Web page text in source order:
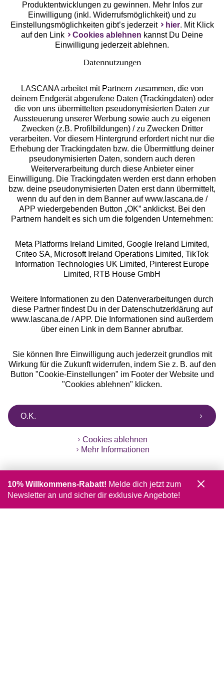
Services
Beratung
Über uns
Rechtliches
Alle Preise inkl. MwSt., zzgl.
Versandkosten
** Bonität vorausgesetzt, berechtigt zur Bonitätsprüfung
Produktentwicklungen zu gewinnen. Mehr Infos zur
Einwilligung (inkl. Widerrufsmöglichkeit) und zu
Einstellungsmöglichkeiten gibt’s jederzeit
hier. Mit Klick
auf den Link
Cookies ablehnen kannst Du Deine
Einwilligung jederzeit ablehnen.
Datennutzungen
LASCANA arbeitet mit Partnern zusammen, die von
deinem Endgerät abgerufene Daten (Trackingdaten) oder
die von uns übermittelten pseudonymisierten Daten zur
Aussteuerung unserer Werbung sowie auch zu eigenen
Zwecken (z.B. Profilbildungen) / zu Zwecken Dritter
verarbeiten. Vor diesem Hintergrund erfordert nicht nur die
Erhebung der Trackingdaten bzw. die Übermittlung deiner
pseudonymisierten Daten, sondern auch deren
Weiterverarbeitung durch diese Anbieter einer
Einwilligung. Die Trackingdaten werden erst dann erhoben
bzw. deine pseudonymisierten Daten erst dann übermittelt,
wenn du auf den in dem Banner auf www.lascana.de /
APP wiedergebenden Button „OK” anklickst. Bei den
Partnern handelt es sich um die folgenden Unternehmen:
Meta Platforms Ireland Limited, Google Ireland Limited,
Criteo SA, Microsoft Ireland Operations Limited, TikTok
Information Technologies UK Limited, Pinterest Europe
Limited, RTB House GmbH
Weitere Informationen zu den Datenverarbeitungen durch
diese Partner findest Du in der Datenschutzerklärung auf
www.lascana.de / APP. Die Informationen sind außerdem
über einen Link in dem Banner abrufbar.
Sie können Ihre Einwilligung auch jederzeit grundlos mit
Wirkung für die Zukunft widerrufen, indem Sie z. B. auf den
Button "Cookie-Einstellungen" im Footer der Website und
"Cookies ablehnen" klicken.
O.K.
Cookies ablehnen
Mehr Informationen
10% Willkommens-Rabatt! Melde dich jetzt zum
Newsletter an und sicher dir exklusive Angebote!